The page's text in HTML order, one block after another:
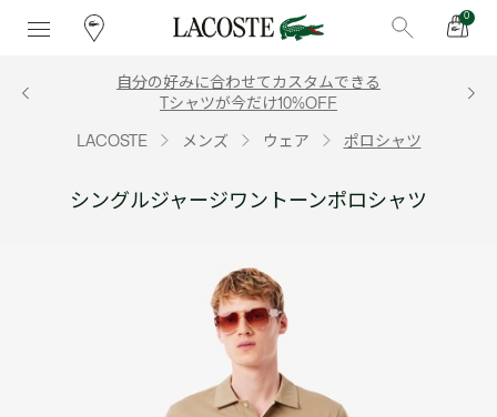
0
自分の好みに合わせてカスタムできる
Tシャツが今だけ10%OFF
LACOSTE メンズ ウェア ポロシャツ
シングルジャージワントーンポロシャツ